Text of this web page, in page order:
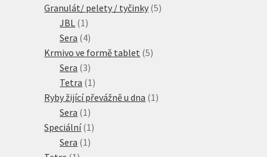
produktů
Granulát/ pelety / tyčinky 55
JBL 1 1
produkt
Sera 44
produkty
Krmivo ve formě tablet 55
Sera 33
produkty
Tetra 1 1
produkt
Ryby žijící převážně u dna 1 1
Sera 1 1
produkt
Speciální 1 1
Sera 1 1